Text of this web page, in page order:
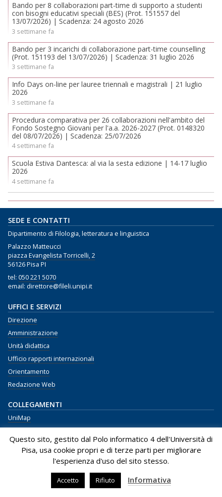
Bando per 8 collaborazioni part-time di supporto a studenti
con bisogni educativi speciali (BES) (Prot. 151557 del
13/07/2026) | Scadenza: 24 agosto 2026
3 settimane fa
Bando per 3 incarichi di collaborazione part-time counselling
(Prot. 151193 del 13/07/2026) | Scadenza: 31 luglio 2026
3 settimane fa
Info Days on-line per lauree triennali e magistrali | 21 luglio
2026
3 settimane fa
Procedura comparativa per 26 collaborazioni nell'ambito del
Fondo Sostegno Giovani per l'a.a. 2026-2027 (Prot. 0148320
del 08/07/2026) | Scadenza: 25/07/2026
4 settimane fa
Scuola Estiva Dantesca: al via la sesta edizione | 14-17 luglio
2026
4 settimane fa
SEDE E CONTATTI
Dipartimento di Filologia, letteratura e linguistica
Palazzo Matteucci
piazza Evangelista Torricelli, 2
56126 Pisa PI
tel: 050 221 5070
email: direttore@fileli.unipi.it
UFFICI E SERVIZI
Direzione
Amministrazione
Unità didattica
Ufficio rapporti internazionali
Orientamento
Redazione Web
COLLEGAMENTI
UniMap
E-Learning
Biblioteche
Questo sito, gestito dal Polo informatico 4 dell'Università di
Pisa, usa cookie propri e di terze parti per migliorare
l'esperienza d'uso del sito stesso.
Accetto Rifiuto Informativa